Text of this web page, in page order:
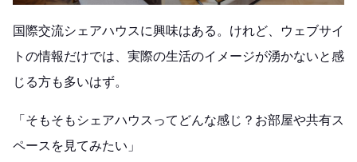
国際交流シェアハウスに興味はある。けれど、ウェブサイ
トの情報だけでは、実際の生活のイメージが湧かないと感
じる方も多いはず。
「そもそもシェアハウスってどんな感じ？お部屋や共有ス
ペースを見てみたい」